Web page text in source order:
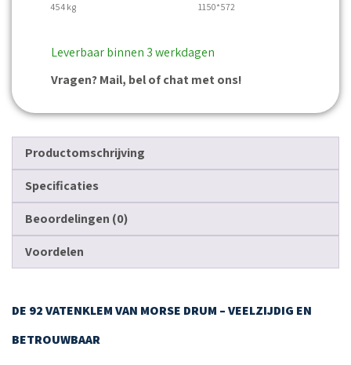
454 kg 1150*572
Leverbaar binnen 3 werkdagen
Vragen? Mail, bel of chat met ons!
Productomschrijving
Specificaties
Beoordelingen (0)
Voordelen
DE 92 VATENKLEM VAN MORSE DRUM – VEELZIJDIG EN
BETROUWBAAR